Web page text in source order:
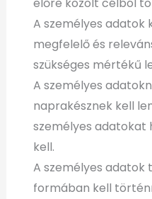
A személyes adatok
megfelelő és
szükséges mértékű
A személyes
naprakésznek kell
személyes adatokat
kell.
A személyes adatok
formában kell